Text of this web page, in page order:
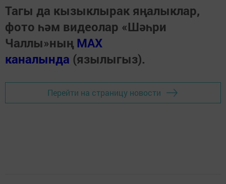
Тагы да кызыклырак яңалыклар,
фото һәм видеолар «Шәһри
Чаллы»ның MAX
каналында (язылыгыз).
Перейти на страницу новости